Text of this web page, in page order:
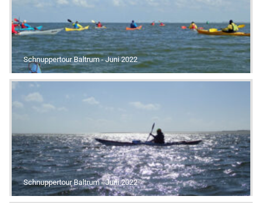
Schnuppertour Baltrum - Juni 2022
Schnuppertour Baltrum - Juni 2022